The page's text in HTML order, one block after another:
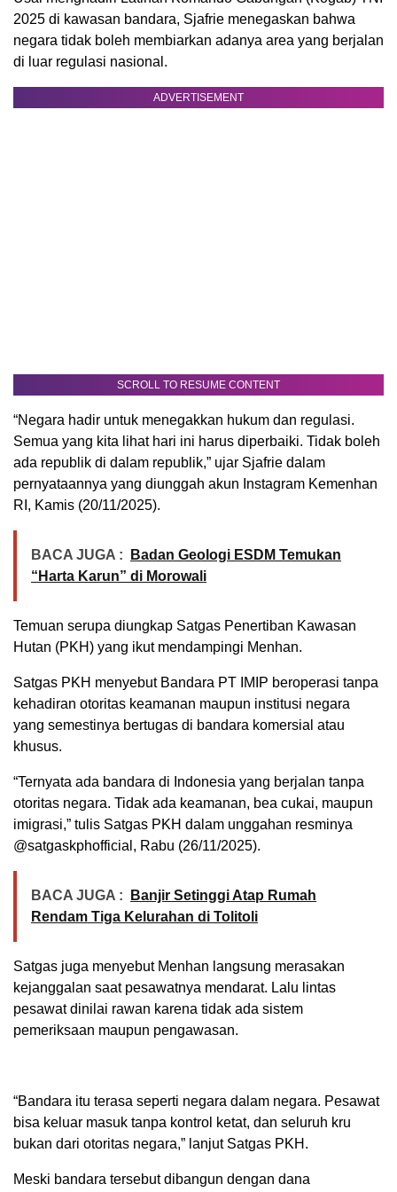
2025 di kawasan bandara, Sjafrie menegaskan bahwa
negara tidak boleh membiarkan adanya area yang berjalan
di luar regulasi nasional.
ADVERTISEMENT
SCROLL TO RESUME CONTENT
“Negara hadir untuk menegakkan hukum dan regulasi.
Semua yang kita lihat hari ini harus diperbaiki. Tidak boleh
ada republik di dalam republik,” ujar Sjafrie dalam
pernyataannya yang diunggah akun Instagram Kemenhan
RI, Kamis (20/11/2025).
BACA JUGA :
Badan Geologi ESDM Temukan
“Harta Karun” di Morowali
Temuan serupa diungkap Satgas Penertiban Kawasan
Hutan (PKH) yang ikut mendampingi Menhan.
Satgas PKH menyebut Bandara PT IMIP beroperasi tanpa
kehadiran otoritas keamanan maupun institusi negara
yang semestinya bertugas di bandara komersial atau
khusus.
“Ternyata ada bandara di Indonesia yang berjalan tanpa
otoritas negara. Tidak ada keamanan, bea cukai, maupun
imigrasi,” tulis Satgas PKH dalam unggahan resminya
@satgaskphofficial, Rabu (26/11/2025).
BACA JUGA :
Banjir Setinggi Atap Rumah
Rendam Tiga Kelurahan di Tolitoli
Satgas juga menyebut Menhan langsung merasakan
kejanggalan saat pesawatnya mendarat. Lalu lintas
pesawat dinilai rawan karena tidak ada sistem
pemeriksaan maupun pengawasan.
“Bandara itu terasa seperti negara dalam negara. Pesawat
bisa keluar masuk tanpa kontrol ketat, dan seluruh kru
bukan dari otoritas negara,” lanjut Satgas PKH.
Meski bandara tersebut dibangun dengan dana